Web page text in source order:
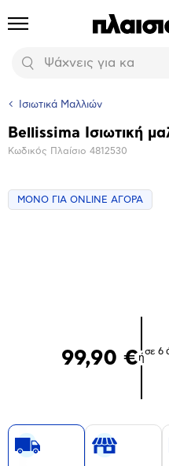
Προϊόντα
Αναζήτηση
Ισιωτικά Μαλλιών
Βασικά
Bellissima Ισιωτική
Κωδικός Πλαίσιο 4812530
ΜΟΝΟ ΓΙΑ ONLINE ΑΓΟΡΑ
99,90 €ή
σε 6